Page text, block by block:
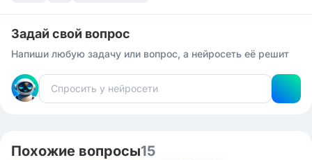
между Землей и Луной.
Задай свой вопрос
Напиши любую задачу или вопрос, а нейросеть её решит
Похожие вопросы15